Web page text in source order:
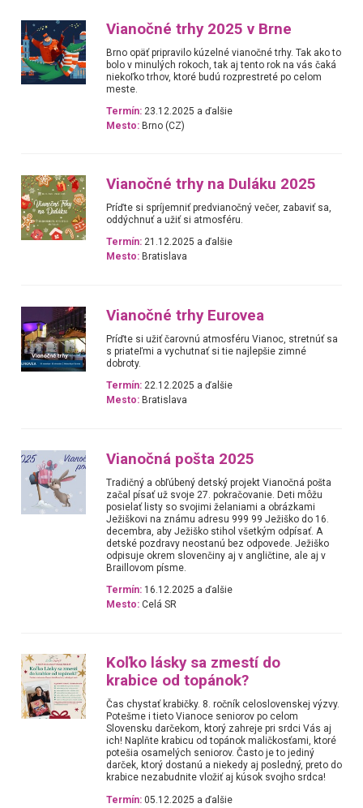
Vianočné trhy 2025 v Brne
Brno opäť pripravilo kúzelné vianočné trhy. Tak ako to
bolo v minulých rokoch, tak aj tento rok na vás čaká
niekoľko trhov, ktoré budú rozprestreté po celom
meste.
Termín: 23.12.2025 a ďalšie
Mesto: Brno (CZ)
Vianočné trhy na Duláku 2025
Príďte si spríjemniť predvianočný večer, zabaviť sa,
oddýchnuť a užiť si atmosféru.
Termín: 21.12.2025 a ďalšie
Mesto: Bratislava
Vianočné trhy Eurovea
Príďte si užiť čarovnú atmosféru Vianoc, stretnúť sa
s priateľmi a vychutnať si tie najlepšie zimné
dobroty.
Termín: 22.12.2025 a ďalšie
Mesto: Bratislava
Vianočná pošta 2025
Tradičný a obľúbený detský projekt Vianočná pošta
začal písať už svoje 27. pokračovanie. Deti môžu
posielať listy so svojimi želaniami a obrázkami
Ježiškovi na známu adresu 999 99 Ježiško do 16.
decembra, aby Ježiško stihol všetkým odpísať. A
detské pozdravy neostanú bez odpovede. Ježiško
odpisuje okrem slovenčiny aj v angličtine, ale aj v
Braillovom písme.
Termín: 16.12.2025 a ďalšie
Mesto: Celá SR
Koľko lásky sa zmestí do
krabice od topánok?
Čas chystať krabičky. 8. ročník celoslovenskej výzvy.
Potešme i tieto Vianoce seniorov po celom
Slovensku darčekom, ktorý zahreje pri srdci Vás aj
ich! Naplňte krabicu od topánok maličkosťami, ktoré
potešia osamelých seniorov. Často je to jediný
darček, ktorý dostanú a niekedy aj posledný, preto do
krabice nezabudnite vložiť aj kúsok svojho srdca!
Termín: 05.12.2025 a ďalšie